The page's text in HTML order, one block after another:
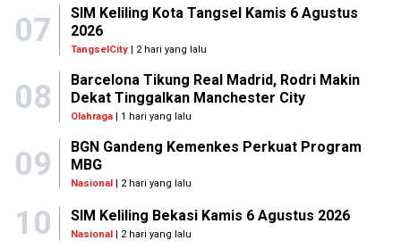
07
SIM Keliling Kota Tangsel Kamis 6 Agustus
2026
TangselCity| 2 hari yang lalu
08
Barcelona Tikung Real Madrid, Rodri Makin
Dekat Tinggalkan Manchester City
Olahraga| 1 hari yang lalu
09
BGN Gandeng Kemenkes Perkuat Program
MBG
Nasional| 2 hari yang lalu
10 SIM Keliling Bekasi Kamis 6 Agustus 2026
Nasional | 2 hari yang lalu